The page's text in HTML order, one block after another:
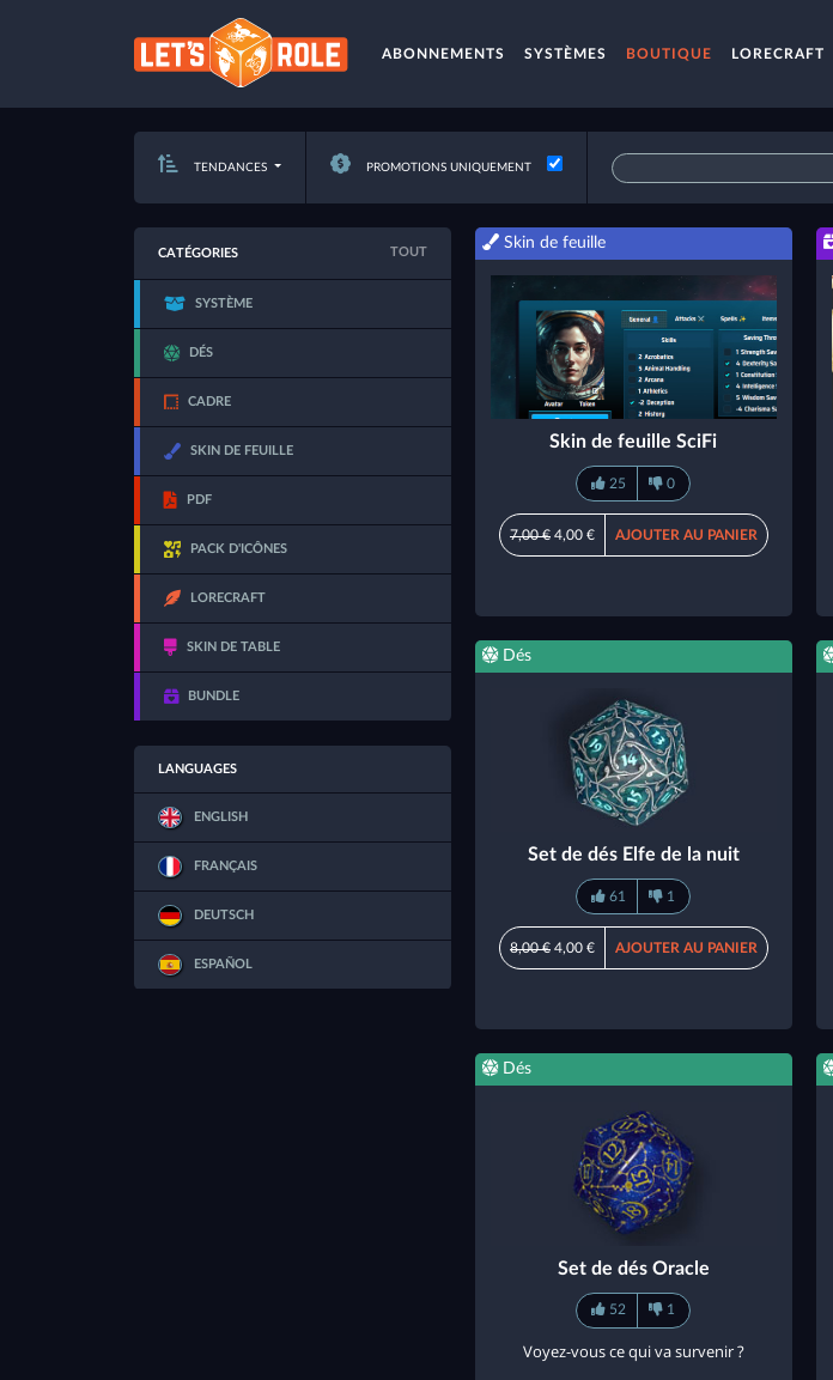
ABONNEMENTS SYSTÈMES BOUTIQUE LORECRAFT
TENDANCES PROMOTIONS UNIQUEMENT
CATÉGORIES TOUT
SYSTÈME
DÉS
CADRE
SKIN DE FEUILLE
PDF
PACK D'ICÔNES
LORECRAFT
SKIN DE TABLE
BUNDLE
LANGUAGES
ENGLISH
FRANÇAIS
DEUTSCH
ESPAÑOL
Skin de feuille
Skin de feuille SciFi
25 0
7,00 € 4,00 € AJOUTER AU PANIER
Dés
Set de dés Elfe de la nuit
61 1
8,00 € 4,00 € AJOUTER AU PANIER
Dés
Set de dés Oracle
52 1
Voyez-vous ce qui va survenir ?